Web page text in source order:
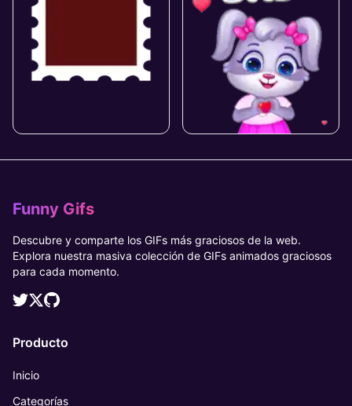
Funny Gifs
Descubre y comparte los GIFs más graciosos de la web.
Explora nuestra masiva colección de GIFs animados graciosos
para cada momento.
Producto
Inicio
Categorías